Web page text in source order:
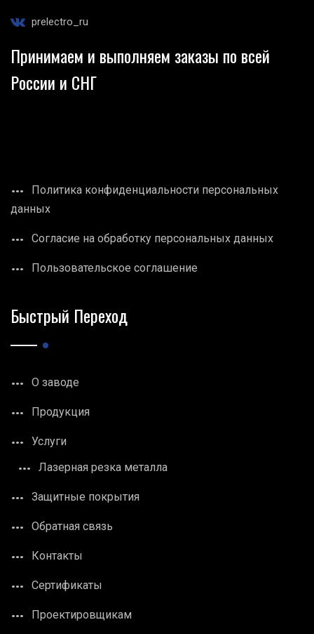
prelectro_ru
Принимаем и выполняем заказы по всей
России и СНГ
Политика конфиденциальности персональных
данных
Согласие на обработку персональных данных
Пользовательское соглашение
Быстрый Переход
О заводе
Продукция
Услуги
Лазерная резка металла
Защитные покрытия
Обратная связь
Контакты
Сертификаты
Проектировщикам